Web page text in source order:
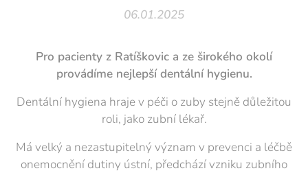
06.01.2025
Pro pacienty z Ratíškovic a ze širokého okolí
provádíme nejlepší dentální hygienu.
Dentální hygiena hraje v péči o zuby stejně důležitou
roli, jako zubní lékař.
Má velký a nezastupitelný význam v prevenci a léčbě
onemocnění dutiny ústní, předchází vzniku zubního